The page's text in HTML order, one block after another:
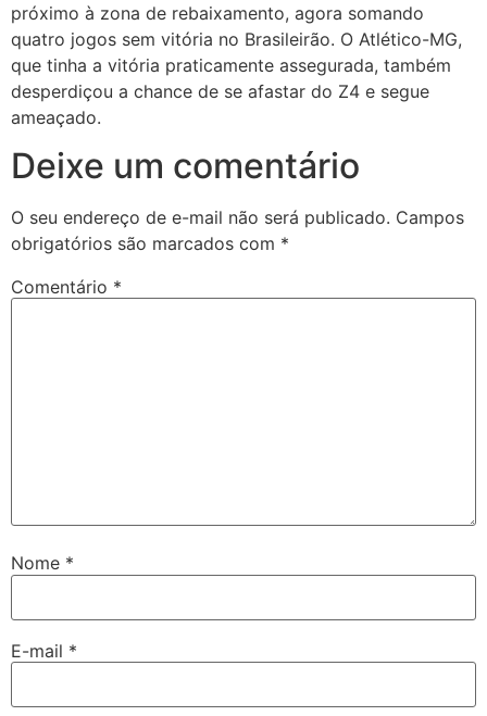
próximo à zona de rebaixamento, agora somando
quatro jogos sem vitória no Brasileirão. O Atlético-MG,
que tinha a vitória praticamente assegurada, também
desperdiçou a chance de se afastar do Z4 e segue
ameaçado.
Deixe um comentário
O seu endereço de e-mail não será publicado. Campos
obrigatórios são marcados com *
Comentário *
Nome *
E-mail *